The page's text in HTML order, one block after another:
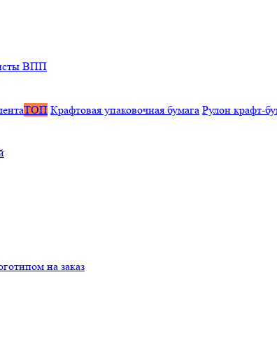
ВПП
ТОП Крафтовая упаковочная бумага Рулон крафт-
на заказ